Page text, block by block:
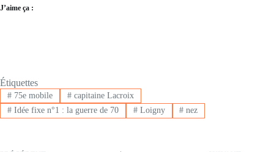
J’aime ça :
Étiquettes
#75e mobile #capitaine Lacroix
#Idée fixe n°1 : la guerre de 70 #Loigny # nez